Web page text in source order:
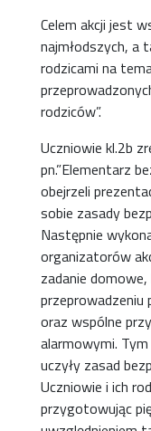
Celem akcji jest
najmłodszych, a
rodzicami na
rodziców”.
Uczniowie kl.2b
pn.”Elementarz
obejrzeli
sobie zasady
Następnie
organizatorów
zadanie
przeprowadzeniu
oraz wspólne
alarmowymi.
uczyły zasad
Uczniowie i ich
przygotowując